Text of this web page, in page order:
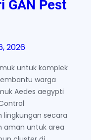
GAN Pest
2026
untuk komplek
warga
Aedes aegypti
lingkungan secara
aman untuk area